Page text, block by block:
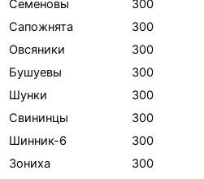
Семеновы
300
Сапожнята
300
Овсяники
300
Бушуевы
300
Шунки
300
Свининцы
300
Шинник-6
300
Зониха
300